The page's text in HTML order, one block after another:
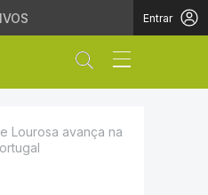
Entrar
Abrir campo
Lourosa avança na